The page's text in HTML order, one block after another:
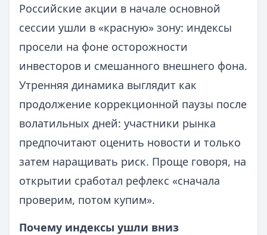
Российские акции в начале основной
сессии ушли в «красную» зону: индексы
просели на фоне осторожности
инвесторов и смешанного внешнего фона.
Утренняя динамика выглядит как
продолжение коррекционной паузы после
волатильных дней: участники рынка
предпочитают оценить новости и только
затем наращивать риск. Проще говоря, на
открытии сработал рефлекс «сначала
проверим, потом купим».
Почему индексы ушли вниз